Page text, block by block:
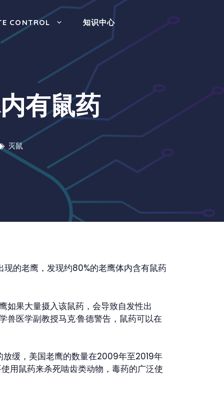
CONTROL 知识中心
有鼠药
灭鼠
的老鹰，发现约80%的老鹰体内含有鼠药
如果大量摄入该鼠药，会导致自发性出
医学副教授马克·鲁德警告，鼠药可以在
缓，美国老鹰的数量在2009年至2019年
用鼠药来杀死啮齿类动物，毒药的广泛使